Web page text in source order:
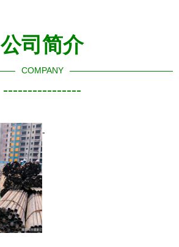
公司简介
COMPANY
----------------
-